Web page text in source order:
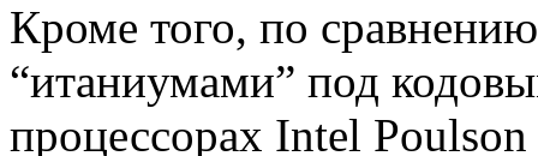
Кроме того, по
“итаниумами” под
процессорах Intel